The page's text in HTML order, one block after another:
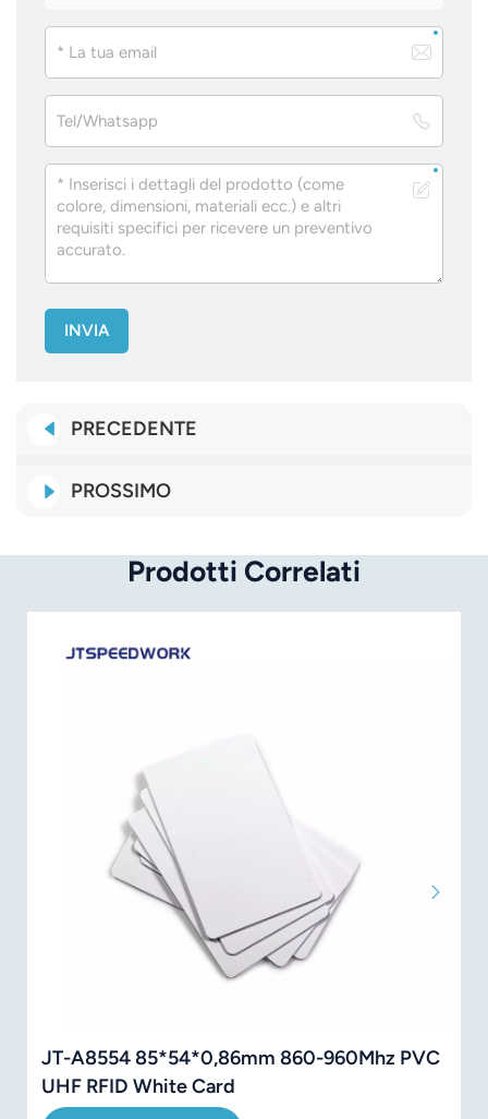
INVIA
PRECEDENTE
PROSSIMO
Prodotti Correlati
JT-A8554 85*54*0,86mm 860-960Mhz PVC
UHF RFID White Card